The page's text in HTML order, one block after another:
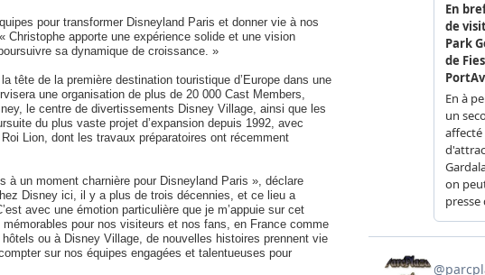
pour transformer Disneyland Paris et donner vie à nos
Christophe apporte une expérience solide et une vision
sa dynamique de croissance. »
tête de la première destination touristique d’Europe dans une
une organisation de plus de 20 000 Cast Members,
le centre de divertissements Disney Village, ainsi que les
du plus vaste projet d’expansion depuis 1992, avec
Lion, dont les travaux préparatoires ont récemment
à un moment charnière pour Disneyland Paris », déclare
Disney ici, il y a plus de trois décennies, et ce lieu a
avec une émotion particulière que je m’appuie sur cet
pour nos visiteurs et nos fans, en France comme
ou à Disney Village, de nouvelles histoires prennent vie
sur nos équipes engagées et talentueuses pour